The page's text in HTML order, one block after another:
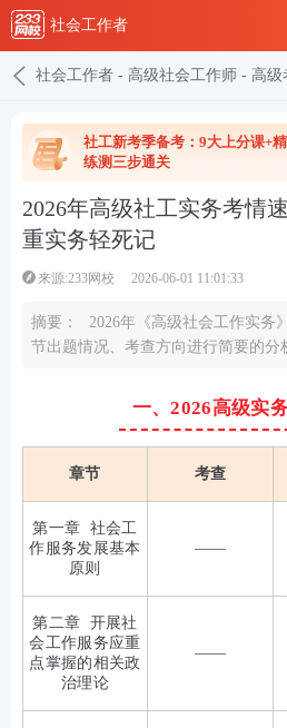
社会工作者
社会工作者 - 高级社会工作师 - 高级
社工新考季备考：9大上分课+
练测三步通关
2026年高级社工实务考情
重实务轻死记
来源:233网校 2026-06-01 11:01:33
摘要：
2026年《高级社会工作实务
节出题情况、考查方向进行简要的分
一、2026高级实
章节 考查
第一章 社会工
作服务发展基本
原则
——
第二章 开展社
会工作服务应重
点掌握的相关政
治理论
——